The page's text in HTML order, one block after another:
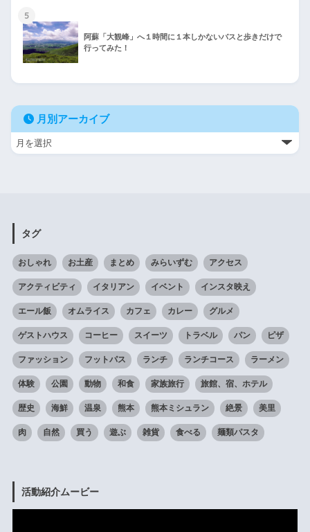
5
阿蘇「大観峰」へ１時間に１本しかないバスと歩きだけで
行ってみた！
月別アーカイブ
タグ
おしゃれ お土産 まとめ みらいずむ アクセス
アクティビティ イタリアン イベント インスタ映え
エール飯 オムライス カフェ カレー グルメ
ゲストハウス コーヒー スイーツ トラベル パン ピザ
ファッション フットパス ランチ ランチコース ラーメン
体験 公園 動物 和食 家族旅行 旅館、宿、ホテル
歴史 海鮮 温泉 熊本 熊本ミシュラン 絶景 美里
肉 自然 買う 遊ぶ 雑貨 食べる 麺類パスタ
活動紹介ムービー